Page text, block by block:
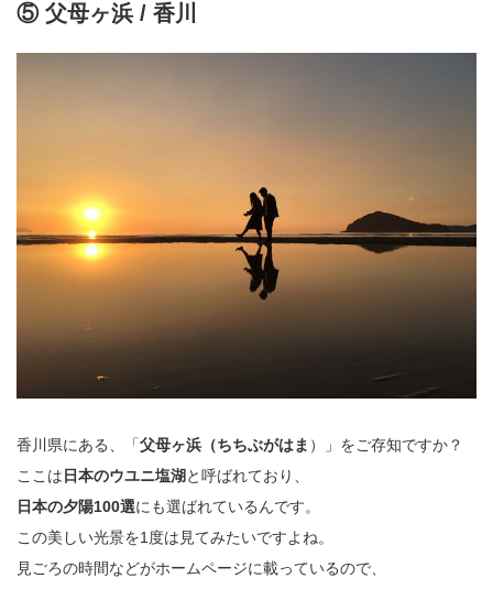
⑤ 父母ヶ浜 / 香川
香川県にある、「父母ヶ浜（ちちぶがはま ）」をご存知ですか？
ここは 日本のウユニ塩湖 と呼ばれており、
日本の夕陽100選にも選ばれているんです。
この美しい光景を1度は見てみたいですよね。
見ごろの時間などがホームページに載っているので、